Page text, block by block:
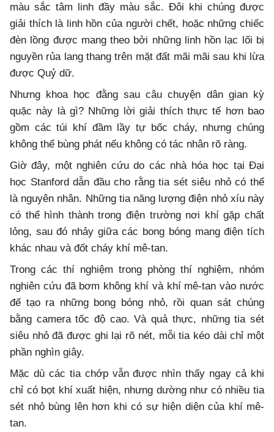
màu sắc tâm linh đầy màu sắc. Đôi khi chúng được
giải thích là linh hồn của người chết, hoặc những chiếc
đèn lồng được mang theo bởi những linh hồn lạc lối bị
nguyền rủa lang thang trên mặt đất mãi mãi sau khi lừa
được Quỷ dữ.
Nhưng khoa học đằng sau câu chuyện dân gian kỳ
quặc này là gì? Những lời giải thích thực tế hơn bao
gồm các túi khí đầm lầy tự bốc cháy, nhưng chúng
không thể bùng phát nếu không có tác nhân rõ ràng.
Giờ đây, một nghiên cứu do các nhà hóa học tại Đại
học Stanford dẫn đầu cho rằng tia sét siêu nhỏ có thể
là nguyên nhân. Những tia năng lượng điện nhỏ xíu này
có thể hình thành trong điện trường nơi khí gặp chất
lỏng, sau đó nhảy giữa các bong bóng mang điện tích
khác nhau và đốt cháy khí mê-tan.
Trong các thí nghiệm trong phòng thí nghiệm, nhóm
nghiên cứu đã bơm không khí và khí mê-tan vào nước
để tạo ra những bong bóng nhỏ, rồi quan sát chúng
bằng camera tốc độ cao. Và quả thực, những tia sét
siêu nhỏ đã được ghi lại rõ nét, mỗi tia kéo dài chỉ một
phần nghìn giây.
Mặc dù các tia chớp vẫn được nhìn thấy ngay cả khi
chỉ có bọt khí xuất hiện, nhưng dường như có nhiều tia
sét nhỏ bùng lên hơn khi có sự hiện diện của khí mê-
tan.